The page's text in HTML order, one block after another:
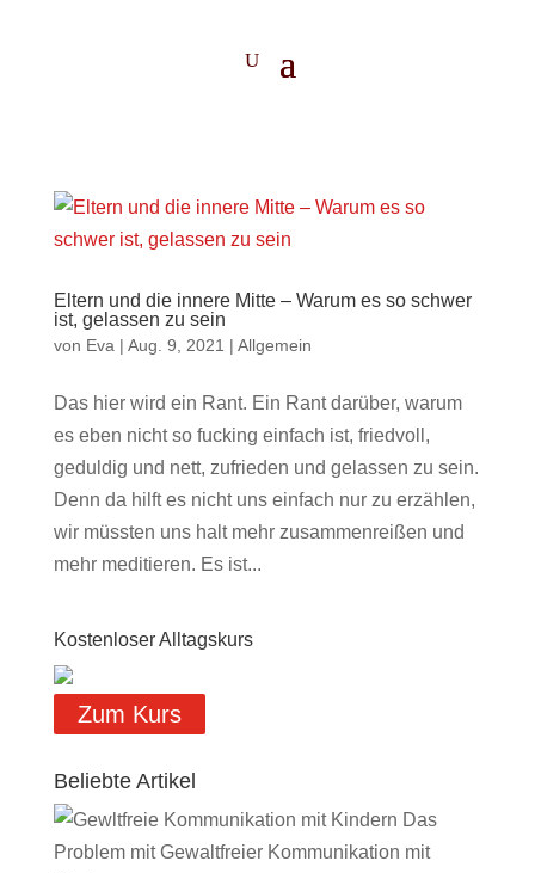
Eltern und die innere Mitte – Warum es so schwer
ist, gelassen zu sein
von Eva | Aug. 9, 2021 | Allgemein
Das hier wird ein Rant. Ein Rant darüber, warum
es eben nicht so fucking einfach ist, friedvoll,
geduldig und nett, zufrieden und gelassen zu sein.
Denn da hilft es nicht uns einfach nur zu erzählen,
wir müssten uns halt mehr zusammenreißen und
mehr meditieren. Es ist...
Kostenloser Alltagskurs
Zum Kurs
Beliebte Artikel
Das
Problem mit Gewaltfreier Kommunikation mit